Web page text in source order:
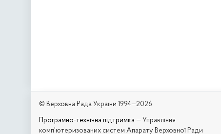
© Верховна Рада України 1994—2026
Програмно-технічна підтримка — Управління
комп'ютеризованих систем Апарату Верховної Ради